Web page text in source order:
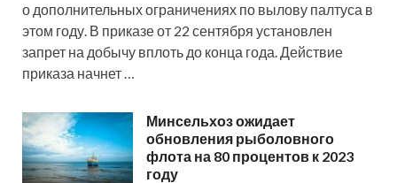
о дополнительных ограничениях по вылову палтуса в
этом году. В приказе от 22 сентября установлен
запрет на добычу вплоть до конца года. Действие
приказа начнет …
Минсельхоз ожидает
обновления рыболовного
флота на 80 процентов к 2023
году